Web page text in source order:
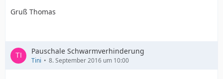
Gruß Thomas
Pauschale Schwarmverhinderung
Tini 8. September 2016 um 10:00